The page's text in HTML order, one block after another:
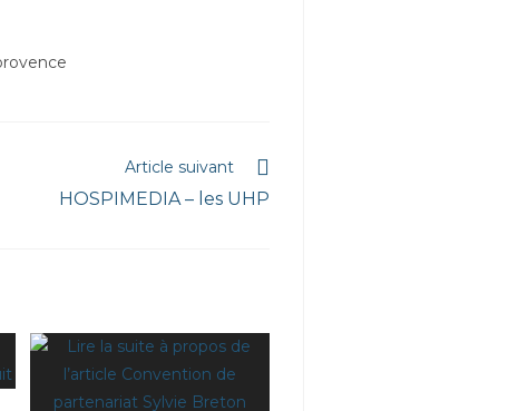
Article suivant
HOSPIMEDIA – les UHP